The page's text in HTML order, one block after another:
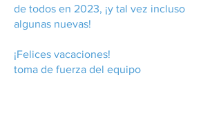
de todos en 2023, ¡y tal vez incluso
algunas nuevas!
¡Felices vacaciones!
toma de fuerza del equipo